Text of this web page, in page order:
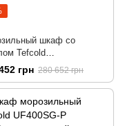
шкаф со
Tefcold
P
грн 280 652 грн